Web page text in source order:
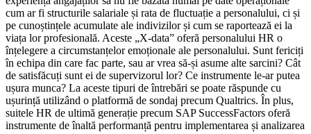
cum ar fi structurile salariale și rata de fluctuație a personalului, ci și
pe cunoștințele acumulate ale indivizilor și cum se raportează ei la
viața lor profesională. Aceste „X-data” oferă personalului HR o
înțelegere a circumstanțelor emoționale ale personalului. Sunt fericiți
în echipa din care fac parte, sau ar vrea să-și asume alte sarcini? Cât
de satisfăcuți sunt ei de supervizorul lor? Ce instrumente le-ar putea
ușura munca? La aceste tipuri de întrebări se poate răspunde cu
ușurință utilizând o platformă de sondaj precum Qualtrics. În plus,
suitele HR de ultimă generație precum SAP SuccessFactors oferă
instrumente de înaltă performanță pentru implementarea și analizarea